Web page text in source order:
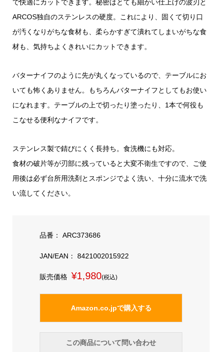
で快適にカットできます。秘密はとても細かい仕上げの波刃と
ARCOS独自のステンレスの硬度。これにより、固くて切り口
が汚くなりがちな食材も、柔らかすぎて潰れてしまいがちな食
材も、気持ちよくきれいにカットできます。
バターナイフのように先が丸くなっているので、テーブルにお
いても怖くありません。もちろんバターナイフとしてもお使い
になれます。テーブルの上で切ったり塗ったり、1本で何役も
こなせる便利なナイフです。
ステンレス製で錆びにくく長持ち。食洗機にも対応。
食材の破片等が刃部に残っていると大変不衛生ですので、ご使
用後は必ず台所用洗剤とスポンジでよく洗い、十分に流水で洗
い流してください。
品番： ARC373686
JAN/EAN： 8421002015922
販売価格 ¥1,980(税込)
Amazon.co.jpで購入する
この商品について問い合わせ